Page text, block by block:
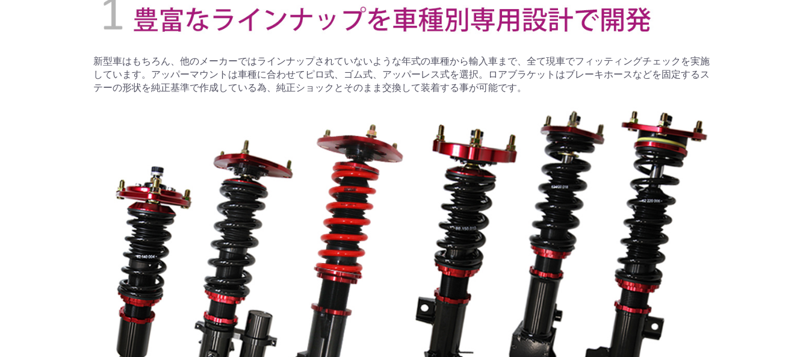
新型車はもちろん、他のメーカーではラインナップされていないような年式の車種から輸入車まで、全て現車でフィッティングチェックを実施
しています。アッパーマウントは車種に合わせてピロ式、ゴム式、アッパーレス式を選択。ロアブラケットはブレーキホースなどを固定するス
テーの形状を純正基準で作成している為、純正ショックとそのまま交換して装着する事が可能です。